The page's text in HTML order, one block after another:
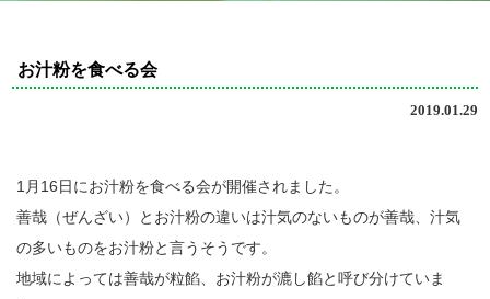
お汁粉を食べる会
2019.01.29
1月16日にお汁粉を食べる会が開催されました。
善哉（ぜんざい）とお汁粉の違いは汁気のないものが善哉、汁気
の多いものをお汁粉と言うそうです。
地域によっては善哉が粒餡、お汁粉が漉し餡と呼び分けていま